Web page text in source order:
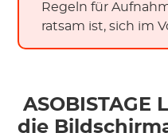
Regeln für
ratsam ist, sich im
ASOBISTAGE Lösungen, wenn
die